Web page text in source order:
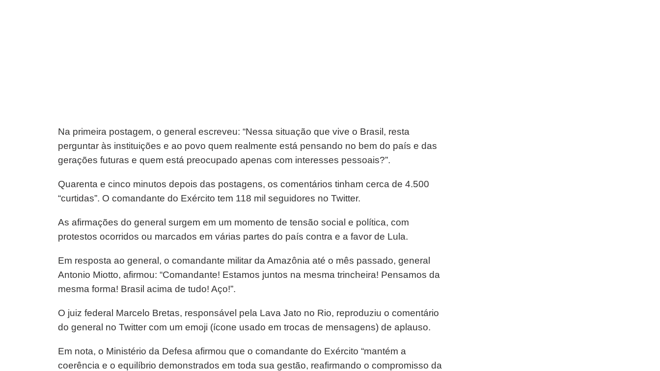
Na primeira postagem, o general escreveu: “Nessa situação que vive o Brasil, resta
perguntar às instituições e ao povo quem realmente está pensando no bem do país e das
gerações futuras e quem está preocupado apenas com interesses pessoais?”.
Quarenta e cinco minutos depois das postagens, os comentários tinham cerca de 4.500
“curtidas”. O comandante do Exército tem 118 mil seguidores no Twitter.
As afirmações do general surgem em um momento de tensão social e política, com
protestos ocorridos ou marcados em várias partes do país contra e a favor de Lula.
Em resposta ao general, o comandante militar da Amazônia até o mês passado, general
Antonio Miotto, afirmou: “Comandante! Estamos juntos na mesma trincheira! Pensamos da
mesma forma! Brasil acima de tudo! Aço!”.
O juiz federal Marcelo Bretas, responsável pela Lava Jato no Rio, reproduziu o comentário
do general no Twitter com um emoji (ícone usado em trocas de mensagens) de aplauso.
Em nota, o Ministério da Defesa afirmou que o comandante do Exército “mantém a
coerência e o equilíbrio demonstrados em toda sua gestão, reafirmando o compromisso da